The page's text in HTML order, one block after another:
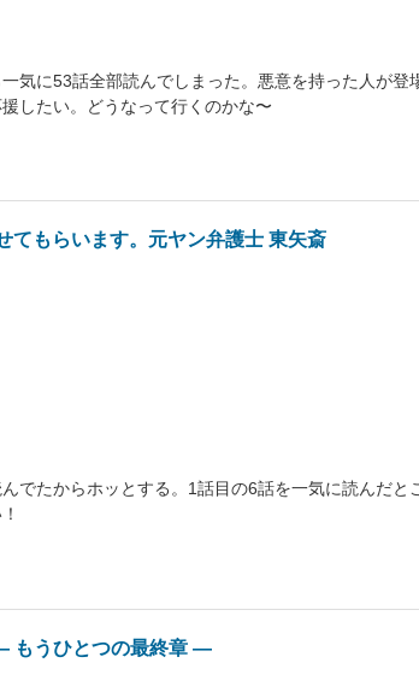
気に53話全部読んでしまった。悪意を持った人が
したい。どうなって行くのかな〜
てもらいます。元ヤン弁護士 東矢斎
でたからホッとする。1話目の6話を一気に読んだ
もうひとつの最終章 ―